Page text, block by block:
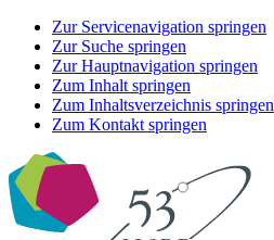
Zur Servicenavigation springen
Zur Suche springen
Zur Hauptnavigation springen
Zum Inhalt springen
Zum Inhaltsverzeichnis springen
Zum Kontakt springen